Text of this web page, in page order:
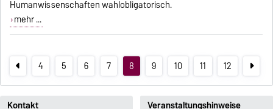
Humanwissenschaften wahlobligatorisch.
mehr ...
4 5 6 7 8 9 10 11 12
Kontakt
Veranstaltungshinweise